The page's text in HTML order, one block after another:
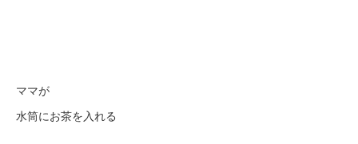
ママが
水筒にお茶を入れる